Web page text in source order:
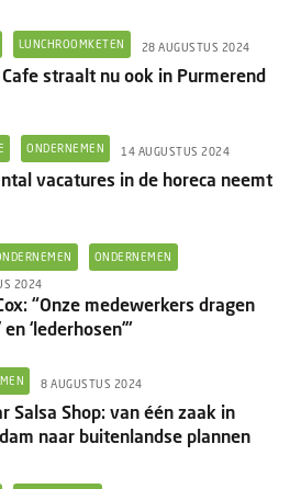
LUNCHROOMKETEN 28 AUGUSTUS 2024
straalt nu ook in Purmerend
ONDERNEMEN 14 AUGUSTUS 2024
vacatures in de horeca neemt
ONDERNEMEN
2024
“Onze medewerkers dragen
en ‘lederhosen’”
8 AUGUSTUS 2024
Salsa Shop: van één zaak in
naar buitenlandse plannen